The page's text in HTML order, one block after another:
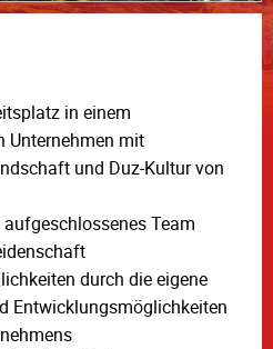
in einem
Unternehmen mit
und Duz-Kultur von
Team
durch die eigene
Entwicklungsmöglichkeiten